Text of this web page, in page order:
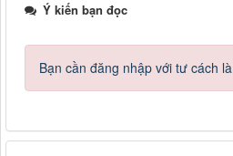
Ý kiến bạn đọc
Bạn cần đăng nhập với tư cách là